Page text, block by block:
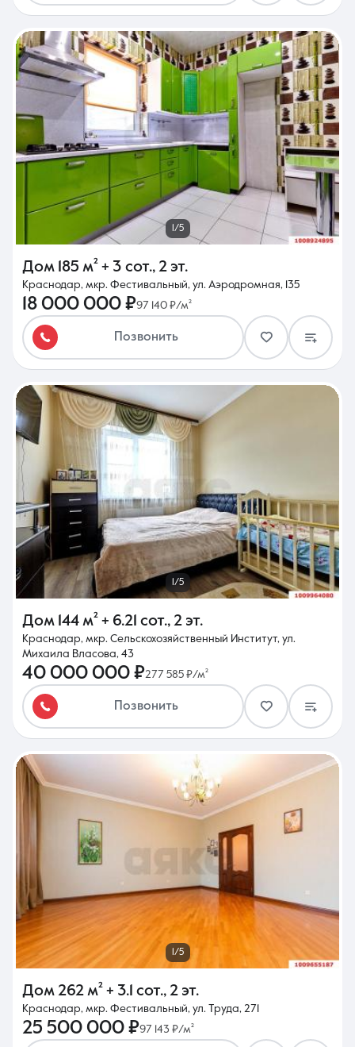
1/5
Дом 185 м² + 3 сот., 2 эт.
Краснодар, мкр. Фестивальный, ул. Аэродромная, 135
18 000 000 ₽97 140 ₽/м²
Позвонить
1/5
Дом 144 м² + 6.21 сот., 2 эт.
Краснодар, мкр. Сельскохозяйственный Институт, ул.
Михаила Власова, 43
40 000 000 ₽277 585 ₽/м²
Позвонить
1/5
Дом 262 м² + 3.1 сот., 2 эт.
Краснодар, мкр. Фестивальный, ул. Труда, 271
25 500 000 ₽97 143 ₽/м²